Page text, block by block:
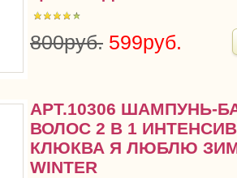
800руб. 599руб.
АРТ.10306 ШАМПУНЬ-
ВОЛОС 2 В 1
КЛЮКВА Я ЛЮБЛЮ
WINTER